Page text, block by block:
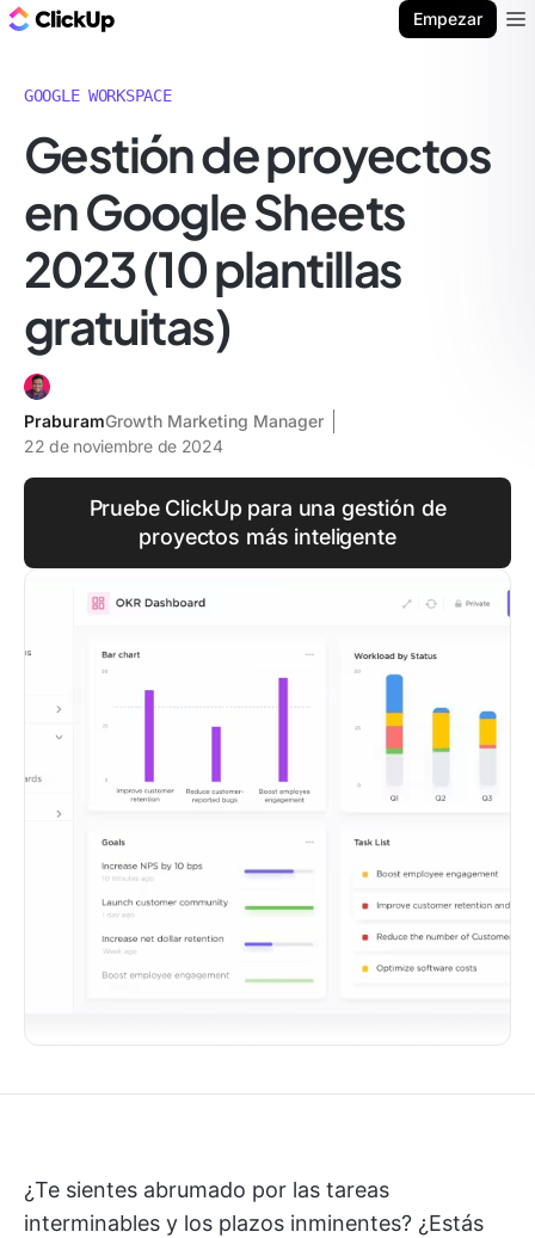
Empezar
GOOGLE WORKSPACE
Gestión de proyectos
en Google Sheets
2023 (10 plantillas
gratuitas)
PraburamGrowth Marketing Manager
22 de noviembre de 2024
Pruebe ClickUp para una gestión de
proyectos más inteligente
¿Te sientes abrumado por las tareas
interminables y los plazos inminentes? ¿Estás